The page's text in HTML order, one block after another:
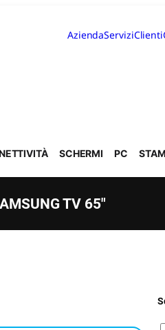
AziendaServiziClienti
SCHERMI PC
TV 65″